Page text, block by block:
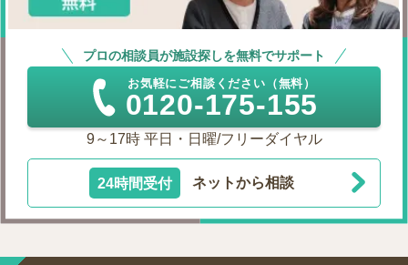
プロの相談員が施設探しを無料でサポート
お気軽にご相談ください（無料）
0120-175-155
9～17時 平日・日曜/フリーダイヤル
24時間受付 ネットから相談